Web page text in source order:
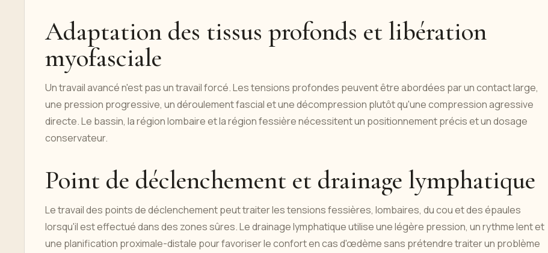
Adaptation des tissus profonds et libération
myofasciale
Un travail avancé n'est pas un travail forcé. Les tensions profondes peuvent être abordées par un contact large,
une pression progressive, un déroulement fascial et une décompression plutôt qu'une compression agressive
directe. Le bassin, la région lombaire et la région fessière nécessitent un positionnement précis et un dosage
conservateur.
Point de déclenchement et drainage lymphatique
Le travail des points de déclenchement peut traiter les tensions fessières, lombaires, du cou et des épaules
lorsqu'il est effectué dans des zones sûres. Le drainage lymphatique utilise une légère pression, un rythme lent et
une planification proximale-distale pour favoriser le confort en cas d'œdème sans prétendre traiter un problème